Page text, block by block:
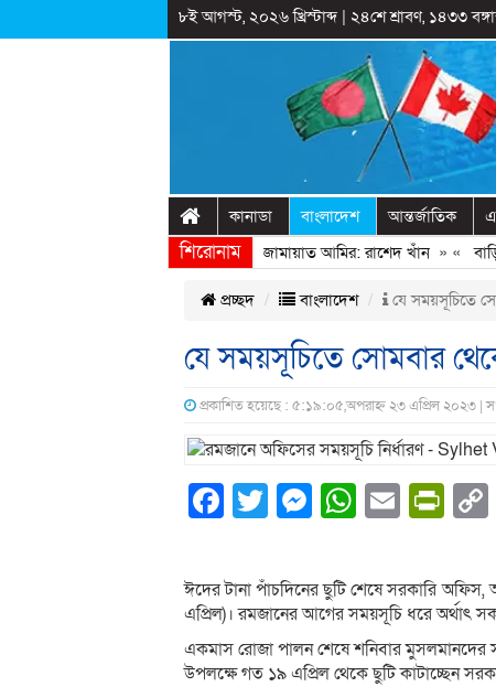
৮ই আগস্ট, ২০২৬ খ্রিস্টাব্দ| ২৪শে শ্রাবণ, ১৪৩৩
কানাডা বাংলাদেশ আন্তর্জাতিক
শিরোনাম
সঙ্গে প্রথম বেইমানি করেন জামায়াত আমির: রাশেদ খাঁন» «বাড়ির
প্রচ্ছদ বাংলাদেশ যে সময়সূচিতে
যে সময়সূচিতে সোমবার
প্রকাশিত হয়েছে : ৫:১৯:০৫,অপরাহ্ন ২৩ এপ্রিল ২০২৩ |
Facebook
Twitter
Messenger
Email
ঈদের টানা পাঁচদিনের ছুটি শেষে সরকারি
এপ্রিল)। রমজানের আগের সময়সূচি ধরে অর্থাৎ
একমাস রোজা পালন শেষে শনিবার
উপলক্ষে গত ১৯ এপ্রিল থেকে ছুটি কাটাচ্ছেন